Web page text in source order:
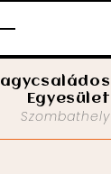
Egyesület
Szombathely